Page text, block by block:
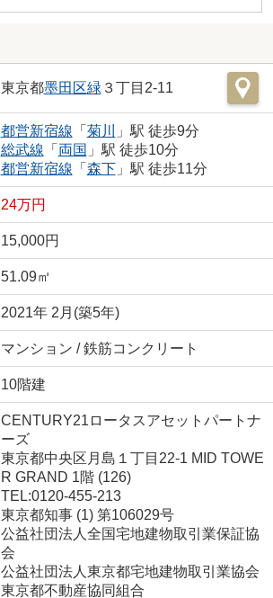
東京都墨田区緑 ３丁目2-11
都営新宿線 「 菊川
」駅 徒歩9分
総武線 「 両国 」駅 徒歩10分
都営新宿線 「 森下」駅 徒歩11分
24万円
15,000円
51.09㎡
2021年 2月(築5年)
マンション / 鉄筋コンクリート
10階建
CENTURY21ロータスアセットパートナ
ーズ
東京都中央区月島１丁目22-1 MID TOWE
R GRAND 1階 (126)
TEL:0120-455-213
東京都知事 (1) 第106029号
公益社団法人全国宅地建物取引業保証協
会
公益社団法人東京都宅地建物取引業協会
東京都不動産協同組合